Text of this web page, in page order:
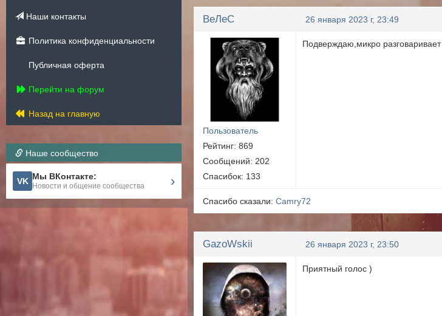
Наши контакты
Политика конфиденциальности
Публичная оферта
Перейти на форум
Назад на главную
Наше сообщество
VK Мы ВКонтакте:
Новости и общение сообщества ›
ВеЛеС 26 января 2023 г, 23:49
Пользователь
Рейтинг: 869
Сообщений: 202
Спасибок: 133
Подверждаю,микро разговаривает
Спасибо сказали:Camry72
GazoWskii 26 января 2023 г, 23:50
Приятный голос )